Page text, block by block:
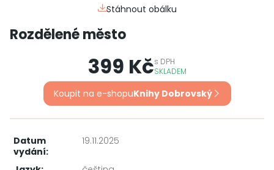
Stáhnout obálku
Rozdělené město
399 Kčs DPH
SKLADEM
Koupit na e-shopuKnihy Dobrovský
Datum
vydání:
19.11.2025